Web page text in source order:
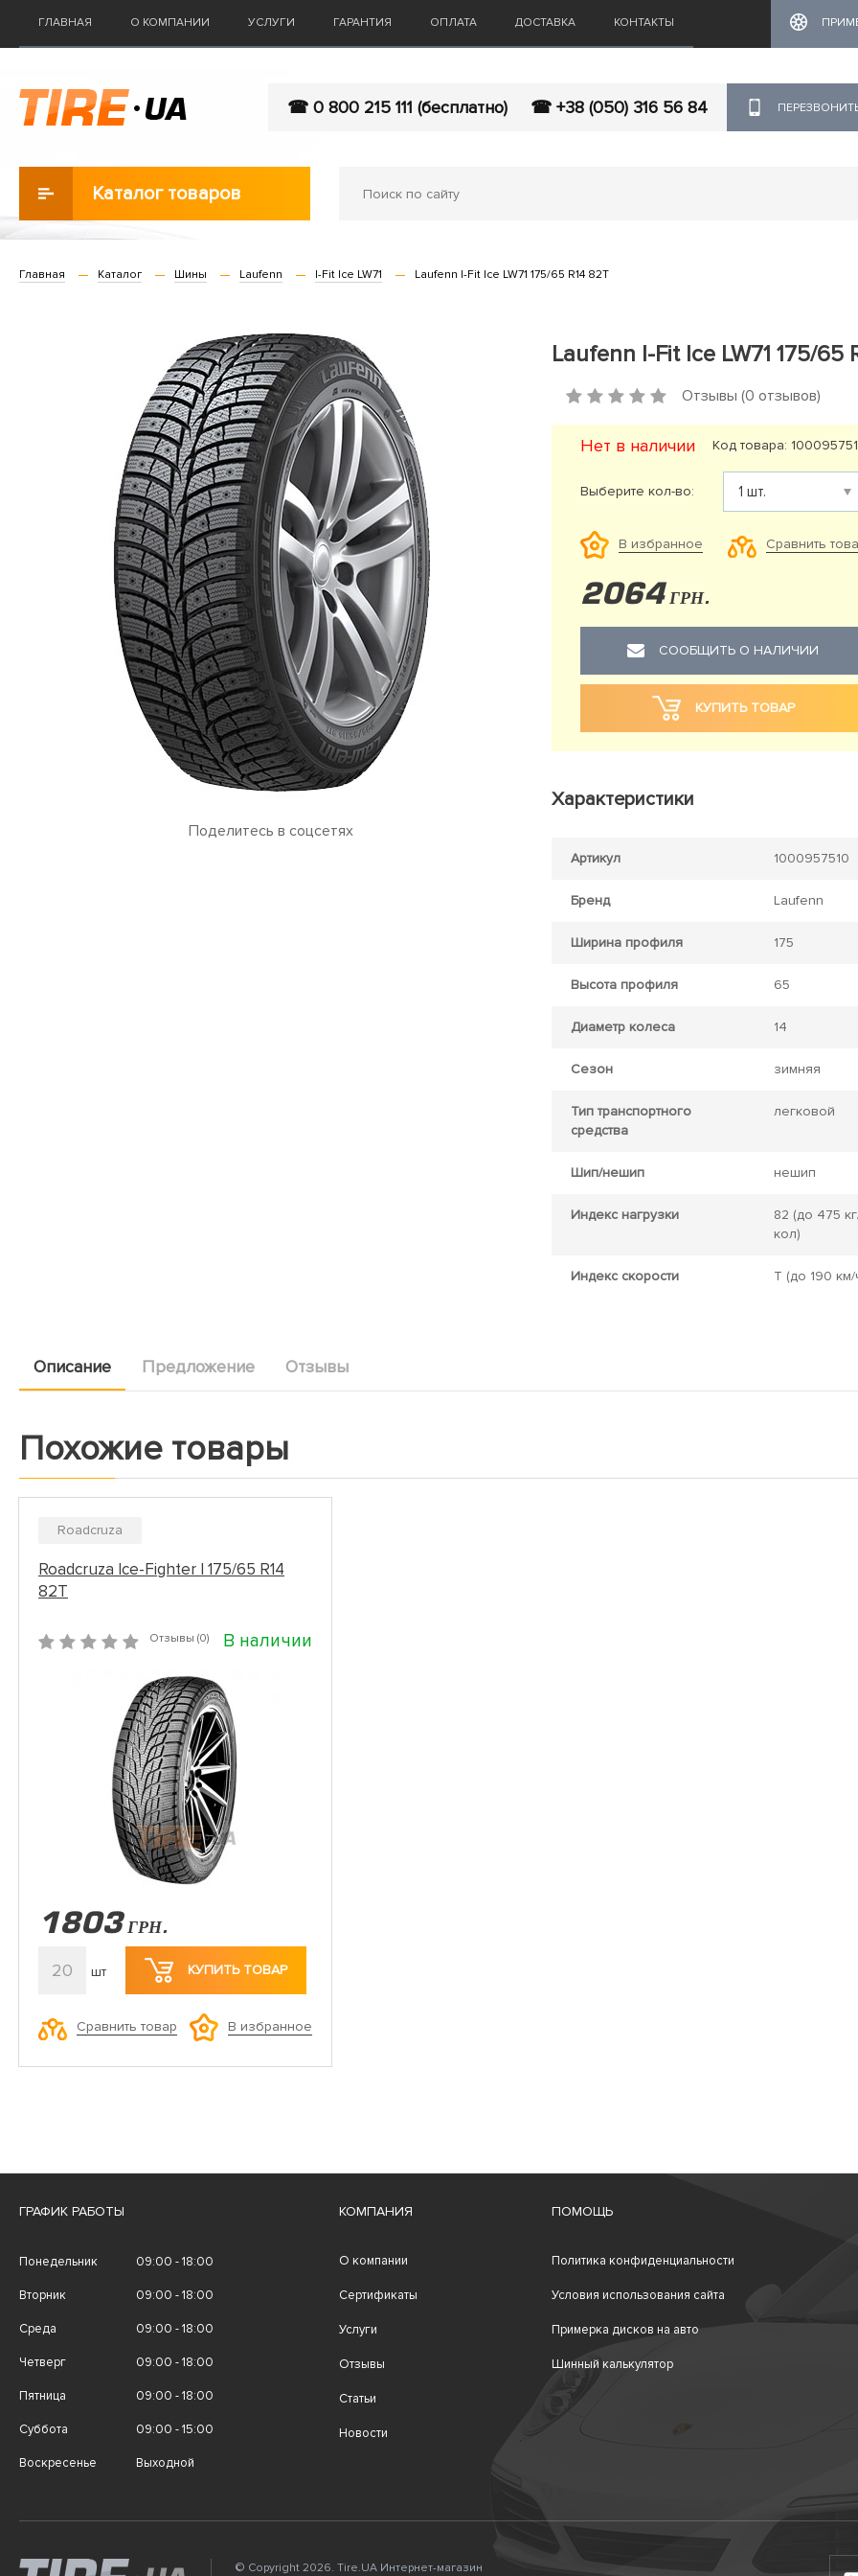
ГЛАВНАЯ О КОМПАНИИ УСЛУГИ ГАРАНТИЯ ОПЛАТА ДОСТАВКА КОНТАКТЫ
☎ 0 800 215 111 (бесплатно) ☎ +38 (050) 316 56 84
Каталог товаров
Главная Каталог Шины Laufenn I-Fit Ice LW71 Laufenn I-Fit Ice LW71 175/65 R14 82T
Поделитесь в соцсетях
Laufenn I-Fit Ice LW71 175/65
Отзывы (0 отзывов)
Нет в наличии Код товара:
Выберите кол-во:
В избранное Сравнить
2064 ГРН.
СООБЩИТЬ О НАЛИЧИИ
КУПИТЬ ТОВАР
Характеристики
Артикул 1000957510
Бренд Laufenn
Ширина профиля 175
Высота профиля 65
Диаметр колеса 14
Сезон зимняя
Тип транспортного
средства
легковой
Шип/нешип нешип
Индекс нагрузки 82 (до 475
кол)
Индекс скорости T (до 190 км/
Описание Предложение Отзывы
Похожие товары
Roadcruza
Roadcruza Ice-Fighter I 175/65 R14
82T
Отзывы (0) В наличии
1803 ГРН.
20 шт КУПИТЬ ТОВАР
Сравнить товар В избранное
ГРАФИК РАБОТЫ
Понедельник 09:00 - 18:00
Вторник 09:00 - 18:00
Среда 09:00 - 18:00
Четверг 09:00 - 18:00
Пятница 09:00 - 18:00
Суббота 09:00 - 15:00
Воскресенье Выходной
КОМПАНИЯ
О компании
Сертификаты
Услуги
Отзывы
Статьи
Новости
ПОМОЩЬ
Политика конфиденциальности
Условия использования сайта
Примерка дисков на авто
Шинный калькулятор
© Copyright 2026. Tire.UA Интернет-магазин